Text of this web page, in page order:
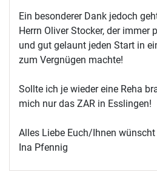
Ein besonderer Dank jedoch
Herrn Oliver Stocker, der immer
und gut gelaunt jeden Start in
zum Vergnügen machte!
Sollte ich je wieder eine Reha
mich nur das ZAR in Esslingen!
Alles Liebe Euch/Ihnen wünscht
Ina Pfennig